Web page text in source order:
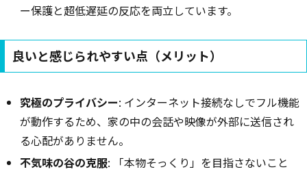
ー保護と超低遅延の反応を両立しています。
良いと感じられやすい点（メリット）
究極のプライバシー: インターネット接続なしでフル機能
が動作するため、家の中の会話や映像が外部に送信され
る心配がありません。
不気味の谷の克服: 「本物そっくり」を目指さないこと